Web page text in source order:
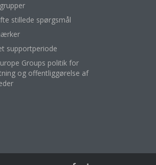
stillede spørgsmål
supportperiode
Groups politik for
og offentliggørelse af